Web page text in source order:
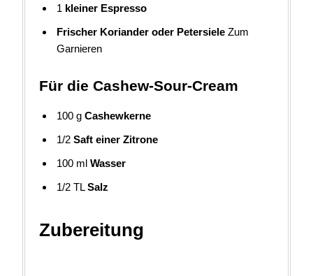
1 kleiner Espresso
Frischer Koriander oder Petersiele Zum
Garnieren
Für die Cashew-Sour-Cream
100 g Cashewkerne
1/2 Saft einer Zitrone
100 ml Wasser
1/2 TL Salz
Zubereitung